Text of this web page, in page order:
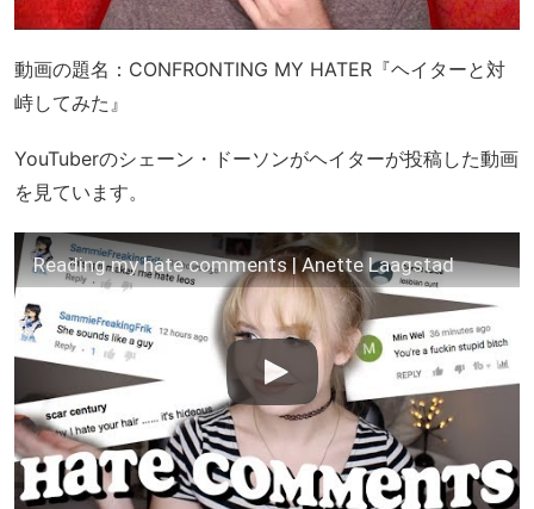
動画の題名：CONFRONTING MY HATER『ヘイターと対
峙してみた』
YouTuberのシェーン・ドーソンがヘイターが投稿した動画
を見ています。
Reading my hate comments | Anette Laagstad